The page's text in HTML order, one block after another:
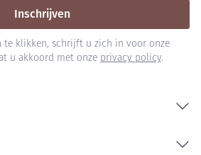
Inschrijven
te klikken, schrijft u zich in voor onze
u akkoord met onze privacy policy.